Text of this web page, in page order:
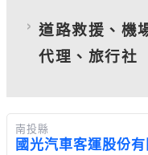
道路救援、機
代理、旅行社
南投縣
國光汽車客運股份